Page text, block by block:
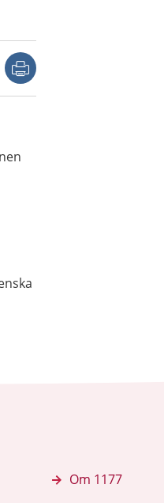
Kopiera länk
Om 1177